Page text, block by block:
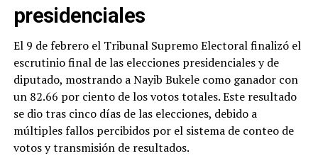
presidenciales
El 9 de febrero el Tribunal Supremo Electoral finalizó el
escrutinio final de las elecciones presidenciales y de
diputado, mostrando a Nayib Bukele como ganador con
un 82.66 por ciento de los votos totales. Este resultado
se dio tras cinco días de las elecciones, debido a
múltiples fallos percibidos por el sistema de conteo de
votos y transmisión de resultados.